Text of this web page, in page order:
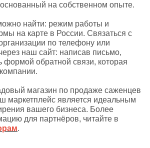
на собственном опыте.
найти: режим работы и
на карте в России. Связаться с
по телефону или
наш сайт: написав письмо,
формой обратной связи, которая
магазин по продаже саженцев
маркетплейс является идеальным
вашего бизнеса. Более
для партнёров, читайте в
.